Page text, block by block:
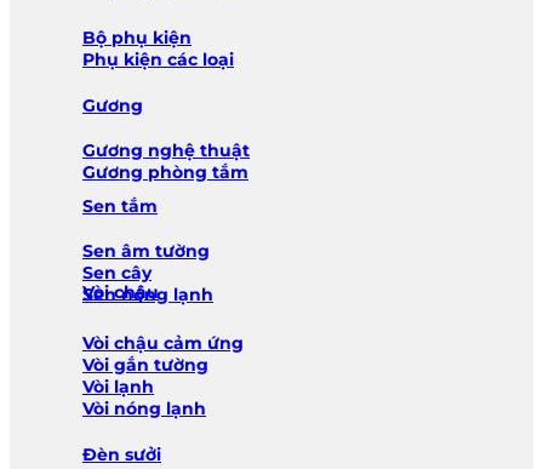
Bộ phụ kiện
Phụ kiện các loại
Gương
Gương nghệ thuật
Gương phòng tắm
Sen tắm
Sen âm tường
Sen cây
Sen nóng lạnh
Vòi chậu
Vòi chậu cảm ứng
Vòi gắn tường
Vòi lạnh
Vòi nóng lạnh
Đèn sưởi